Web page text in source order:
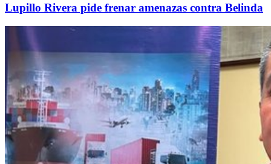
Lupillo Rivera pide frenar amenazas contra Belinda